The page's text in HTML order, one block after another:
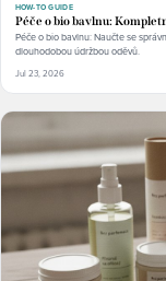
HOW-TO GUIDE
Péče o bio bavlnu:
Péče o bio bavlnu: Naučte se
dlouhodobou údržbou oděvů.
Jul 23, 2026